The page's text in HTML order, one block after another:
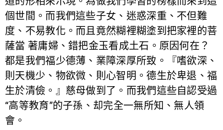
個世間。而我們這些子女、迷惑深重、不但難
度、不易教化。而且竟然糊裡糊塗到把家裡的菩
薩當 著庸婦、錯把金玉看成土石。原因何在？
都是我們福少德薄、業障深厚所致。『嗜欲深、
則天機少、物欲微、則心智明。德生於卑退、福
生於清儉。』慈母做到了。而我們這些自認受過
“高等教育”的子孫、却完全一無所知、無人領
會。